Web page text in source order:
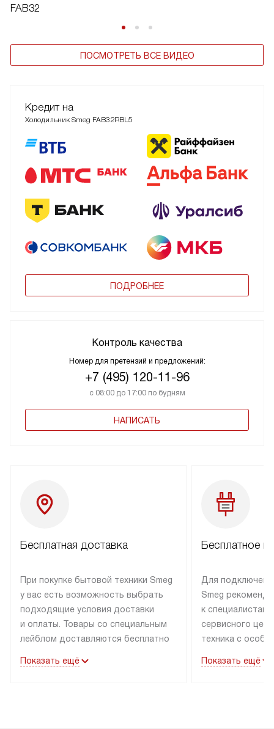
FAB32
ПОСМОТРЕТЬ ВСЕ ВИДЕО
Кредит на
Холодильник Smeg FAB32RBL5
ПОДРОБНЕЕ
Контроль качества
Номер для претензий и предложений:
+7 (495) 120-11-96
с 08:00 до 17:00 по будням
НАПИСАТЬ
Бесплатная доставка
При покупке бытовой техники Smeg
у вас есть возможность выбрать
подходящие условия доставки
и оплаты. Товары со специальным
лейблом доставляются бесплатно
до подъезда. Доставка за пределы
Показать ещё
Бесплатное
Для
Smeg
к специалистам
сервисного
техника с
коммуникациям.
Показать ещё